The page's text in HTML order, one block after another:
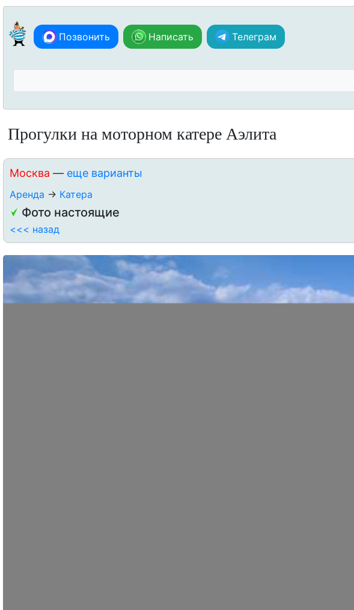
Позвонить Написать Телеграм
Прогулки на моторном катере Аэлита
Москва — еще варианты
Аренда → Катера
Фото настоящие
<<< назад